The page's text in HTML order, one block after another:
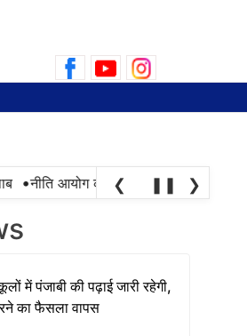
for:
• नीति आयोग की रैंकिंग में पंजाब ने केरल को
❮ ❚❚ ❯
में पंजाबी की पढ़ाई जारी रहेगी,
का फैसला वापस